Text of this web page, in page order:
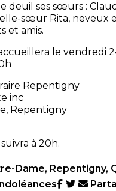
deuil ses sœurs :
sœur Rita, neveux
et amis.
le vendredi
Repentigny
inc
Repentigny
à 20h.
Dame, Repentigny,